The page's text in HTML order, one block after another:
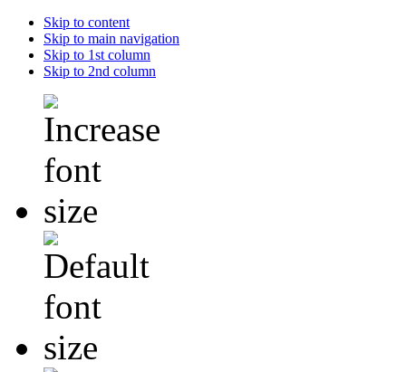
Skip to content
Skip to main navigation
Skip to 1st column
Skip to 2nd column